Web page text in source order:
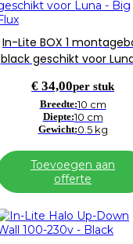
In-Lite BOX 1
black geschikt voor
€ 34,00per stuk
Breedte:10 cm
Diepte:10 cm
Gewicht:0.5 kg
Toevoegen aan
offerte